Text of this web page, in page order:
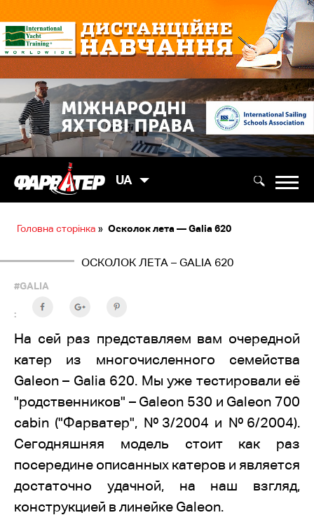
UA
Головна сторінка » Осколок лета — Galia 620
ОСКОЛОК ЛЕТА – GALIA 620
#GALIA
:
На сей раз представляем вам очередной
катер из многочисленного семейства
Galeon – Galia 620. Мы уже тестировали её
"родственников" – Galeon 530 и Galeon 700
cabin ("Фарватер", №3/2004 и №6/2004).
Сегодняшняя модель стоит как раз
посередине описанных катеров и является
достаточно удачной, на наш взгляд,
конструкцией в линейке Galeon.